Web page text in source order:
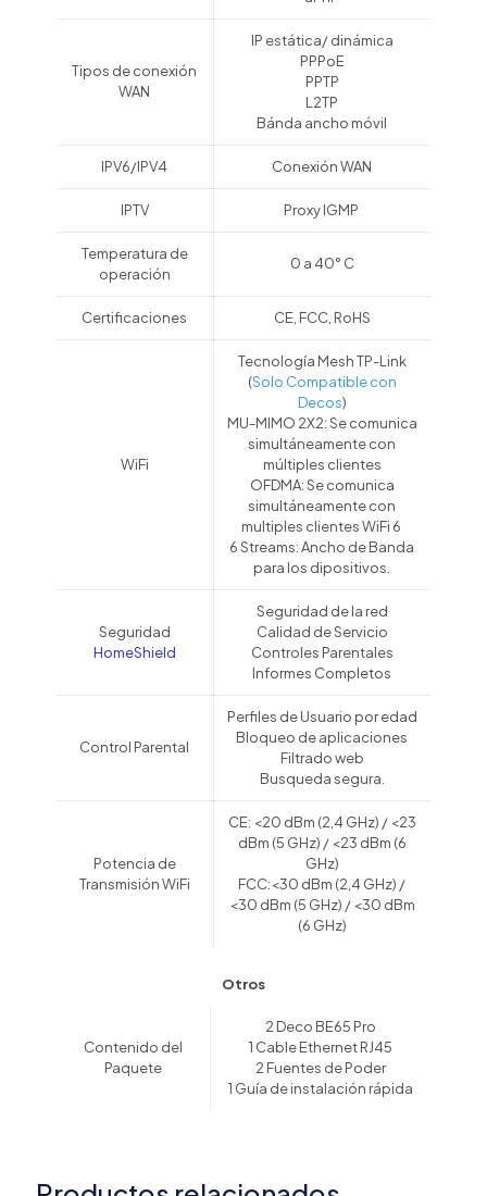
Tipos de conexión
WAN
IP estática/ dinámica
PPPoE
PPTP
L2TP
Bánda ancho móvil
IPV6/IPV4 Conexión WAN
IPTV Proxy IGMP
Temperatura de
operación
0 a 40° C
Certificaciones CE, FCC, RoHS
WiFi
Tecnología Mesh TP-Link
(Solo Compatible con
Decos)
MU-MIMO 2X2: Se comunica
simultáneamente con
múltiples clientes
OFDMA: Se comunica
simultáneamente con
multiples clientes WiFi 6
6 Streams: Ancho de Banda
para los dipositivos.
Seguridad
HomeShield
Seguridad de la red
Calidad de Servicio
Controles Parentales
Informes Completos
Control Parental
Perfiles de Usuario por edad
Bloqueo de aplicaciones
Filtrado web
Busqueda segura.
Potencia de
Transmisión WiFi
CE: <20 dBm (2,4 GHz) / <23
dBm (5 GHz) / <23 dBm (6
GHz)
FCC:<30 dBm (2,4 GHz) /
<30 dBm (5 GHz) / <30 dBm
(6 GHz)
Otros
Contenido del
Paquete
2 Deco BE65 Pro
1 Cable Ethernet RJ45
2 Fuentes de Poder
1 Guía de instalación rápida